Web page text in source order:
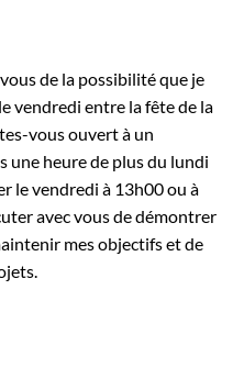
de la possibilité que je
vendredi entre la fête de la
vous ouvert à un
une heure de plus du lundi
le vendredi à 13h00 ou à
avec vous de démontrer
mes objectifs et de